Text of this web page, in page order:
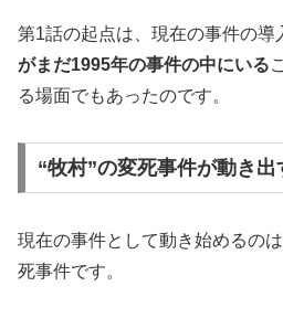
第1話の起点は、現在の事件の導
がまだ1995年の事件の中にいる
る場面でもあったのです。
“牧村”の変死事件が動き出
現在の事件として動き始めるの
死事件です。